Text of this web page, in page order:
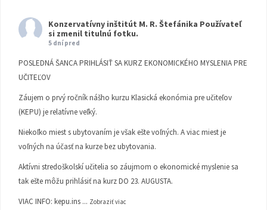
Konzervatívny inštitút M. R. Štefánika Používateľ
si zmenil titulnú fotku.
5 dní pred
POSLEDNÁ ŠANCA PRIHLÁSIŤ SA KURZ EKONOMICKÉHO MYSLENIA PRE
UČITEĽOV
Záujem o prvý ročník nášho kurzu Klasická ekonómia pre učiteľov
(KEPU) je relatívne veľký.
Niekoľko miest s ubytovaním je však ešte voľných. A viac miest je
voľných na účasť na kurze bez ubytovania.
Aktívni stredoškolskí učitelia so záujmom o ekonomické myslenie sa
tak ešte môžu prihlásiť na kurz DO 23. AUGUSTA.
VIAC INFO: kepu.ins ... Zobraziť viac